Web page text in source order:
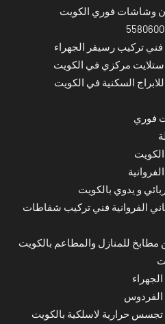
وشاشات فوري الكويت
تركيب رسيفر الجهراء
مركزي في الكويت
السكنية في الكويت
فوري
و يدوي بالكويت
الفروانية فني تركيب شفاطات
للمنازل والمطاعم بالكويت
الفردوس
حرارية لاسلكية بالكويت